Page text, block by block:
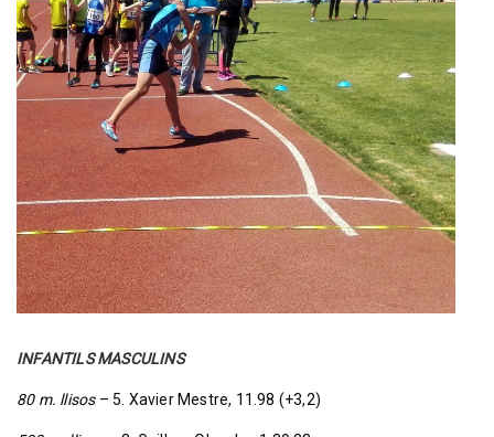
INFANTILS MASCULINS
80 m. llisos– 5. Xavier Mestre, 11.98 (+3,2)